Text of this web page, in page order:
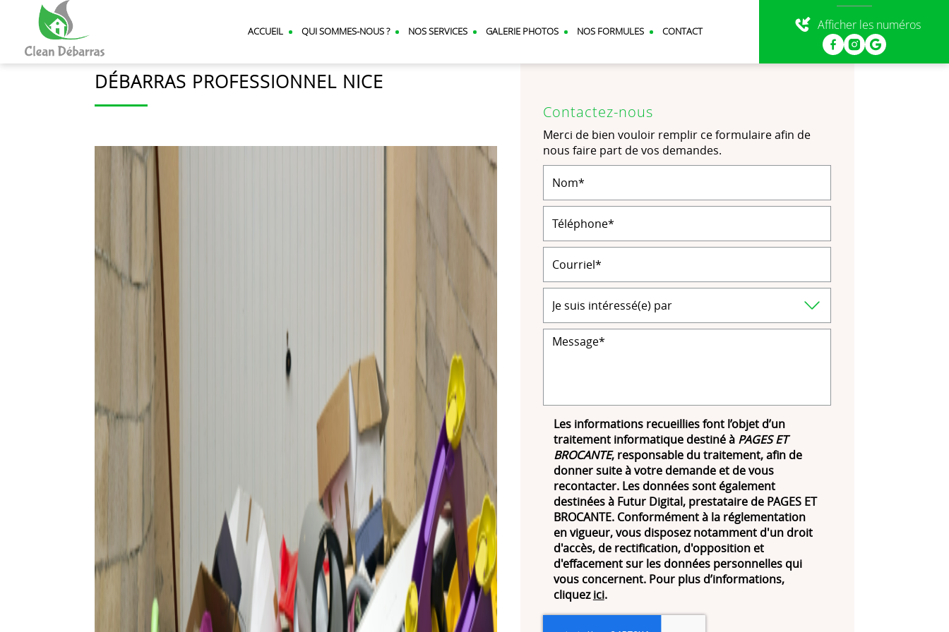
ACCUEIL QUI SOMMES-NOUS ? NOS SERVICES GALERIE PHOTOS NOS FORMULES CONTACT Afficher les numéros
DÉBARRAS PROFESSIONNEL NICE
Contactez-nous
Merci de bien vouloir remplir ce formulaire afin de
nous faire part de vos demandes.
Les informations recueillies font l’objet d’un
traitement informatique destiné àPAGES ET
BROCANTE, responsable du traitement, afin de
donner suite à votre demande et de vous
recontacter. Les données sont également
destinées à Futur Digital, prestataire de PAGES ET
BROCANTE. Conformément à la réglementation
en vigueur, vous disposez notamment d'un droit
d'accès, de rectification, d'opposition et
d'effacement sur les données personnelles qui
vous concernent. Pour plus d’informations,
cliquezici.